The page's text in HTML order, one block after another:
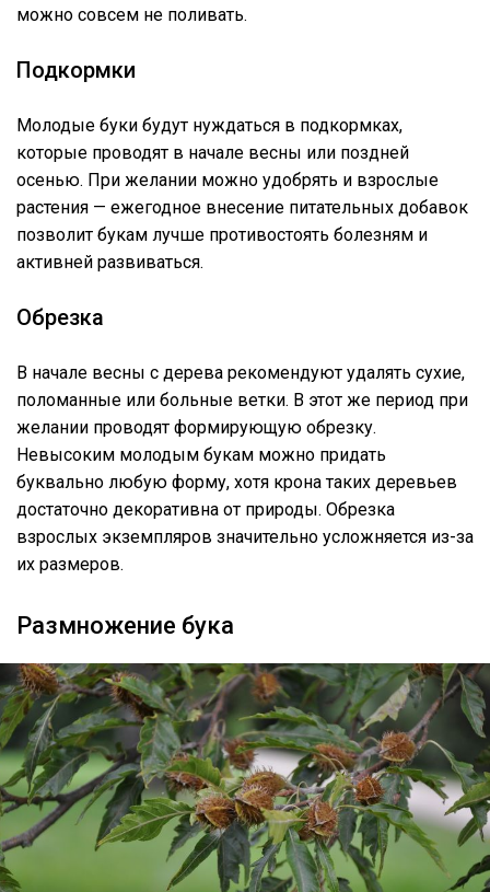
можно совсем не поливать.
Подкормки
Молодые буки будут нуждаться в подкормках,
которые проводят в начале весны или поздней
осенью. При желании можно удобрять и взрослые
растения — ежегодное внесение питательных добавок
позволит букам лучше противостоять болезням и
активней развиваться.
Обрезка
В начале весны с дерева рекомендуют удалять сухие,
поломанные или больные ветки. В этот же период при
желании проводят формирующую обрезку.
Невысоким молодым букам можно придать
буквально любую форму, хотя крона таких деревьев
достаточно декоративна от природы. Обрезка
взрослых экземпляров значительно усложняется из-за
их размеров.
Размножение бука